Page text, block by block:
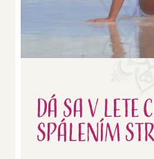
Dá sa v
spálením